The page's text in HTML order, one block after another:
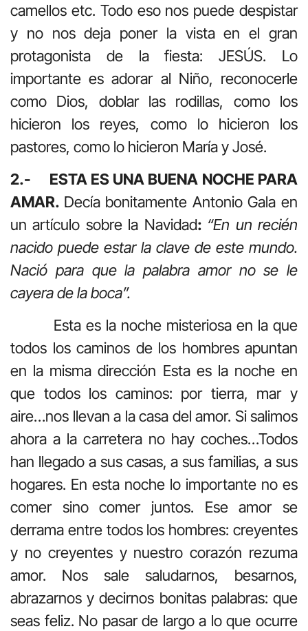
camellos etc. Todo eso nos puede despistar
y no nos deja poner la vista en el gran
protagonista de la fiesta: JESÚS. Lo
importante es adorar al Niño, reconocerle
como Dios, doblar las rodillas, como los
hicieron los reyes, como lo hicieron los
pastores, como lo hicieron María y José.
2.- ESTA ES UNA BUENA NOCHE PARA
AMAR. Decía bonitamente Antonio Gala en
un artículo sobre la Navidad: “En un recién
nacido puede estar la clave de este mundo.
Nació para que la palabra amor no se le
cayera de la boca”.
Esta es la noche misteriosa en la que
todos los caminos de los hombres apuntan
en la misma dirección Esta es la noche en
que todos los caminos: por tierra, mar y
aire…nos llevan a la casa del amor. Si salimos
ahora a la carretera no hay coches…Todos
han llegado a sus casas, a sus familias, a sus
hogares. En esta noche lo importante no es
comer sino comer juntos. Ese amor se
derrama entre todos los hombres: creyentes
y no creyentes y nuestro corazón rezuma
amor. Nos sale saludarnos, besarnos,
abrazarnos y decirnos bonitas palabras: que
seas feliz. No pasar de largo a lo que ocurre